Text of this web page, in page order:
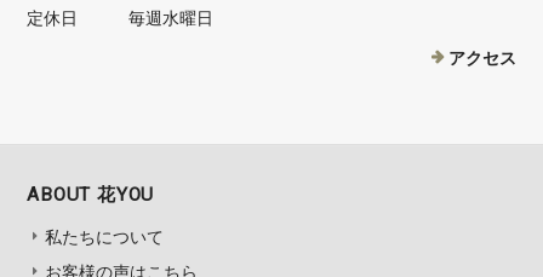
定休日
毎週水曜日
アクセス
ABOUT 花YOU
私たちについて
お客様の声はこちら